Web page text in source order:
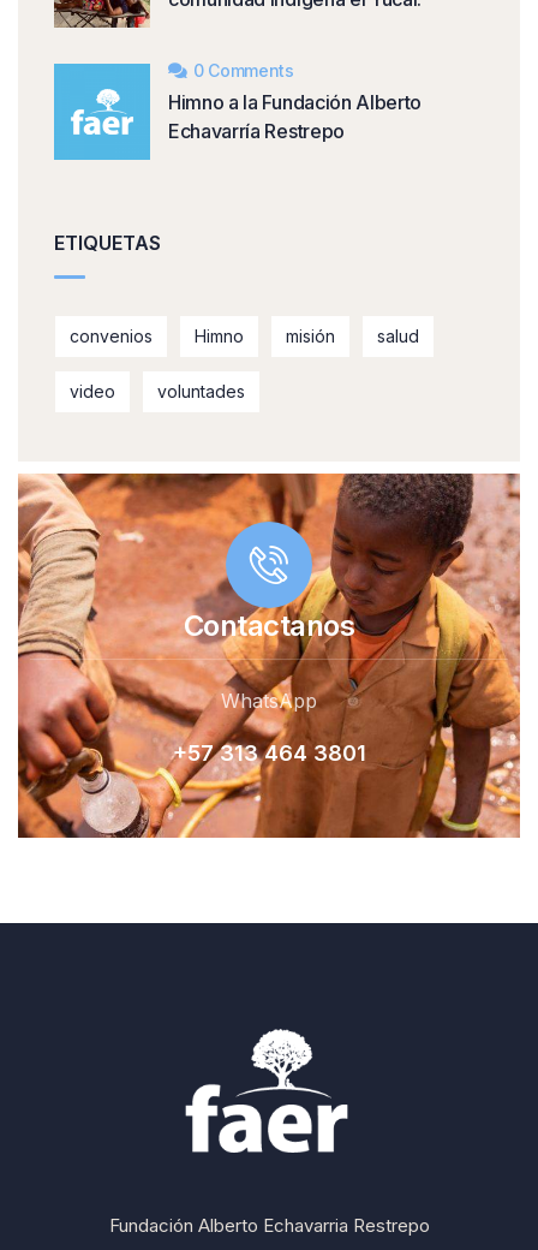
0 Comments
Himno a la Fundación Alberto
Echavarría Restrepo
ETIQUETAS
convenios Himno misión salud
video voluntades
Contactanos
WhatsApp
+57 313 464 3801
Fundación Alberto Echavarria Restrepo